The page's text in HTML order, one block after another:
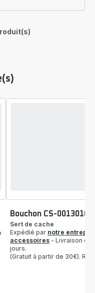
Bouchon CS-00130164
Sert de cache
Expédié par notre entrepôt
accessoires - Livraison de
jours.
(Gratuit à partir de 30€).